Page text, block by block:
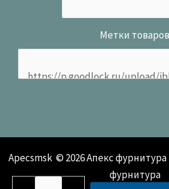
Метки товаров
Apecsmsk © 2026 Апекс
фурнитура